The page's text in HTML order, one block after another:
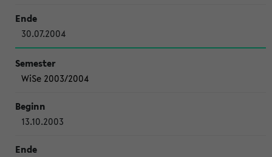
30.07.2004
WiSe 2003/2004
13.10.2003